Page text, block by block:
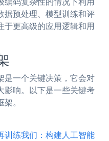
据预处理、模型训练和评
于更高级的应用逻辑和用
是一个关键决策，它会对
影响。以下是一些关键考
。
训练我们：构建人工智能